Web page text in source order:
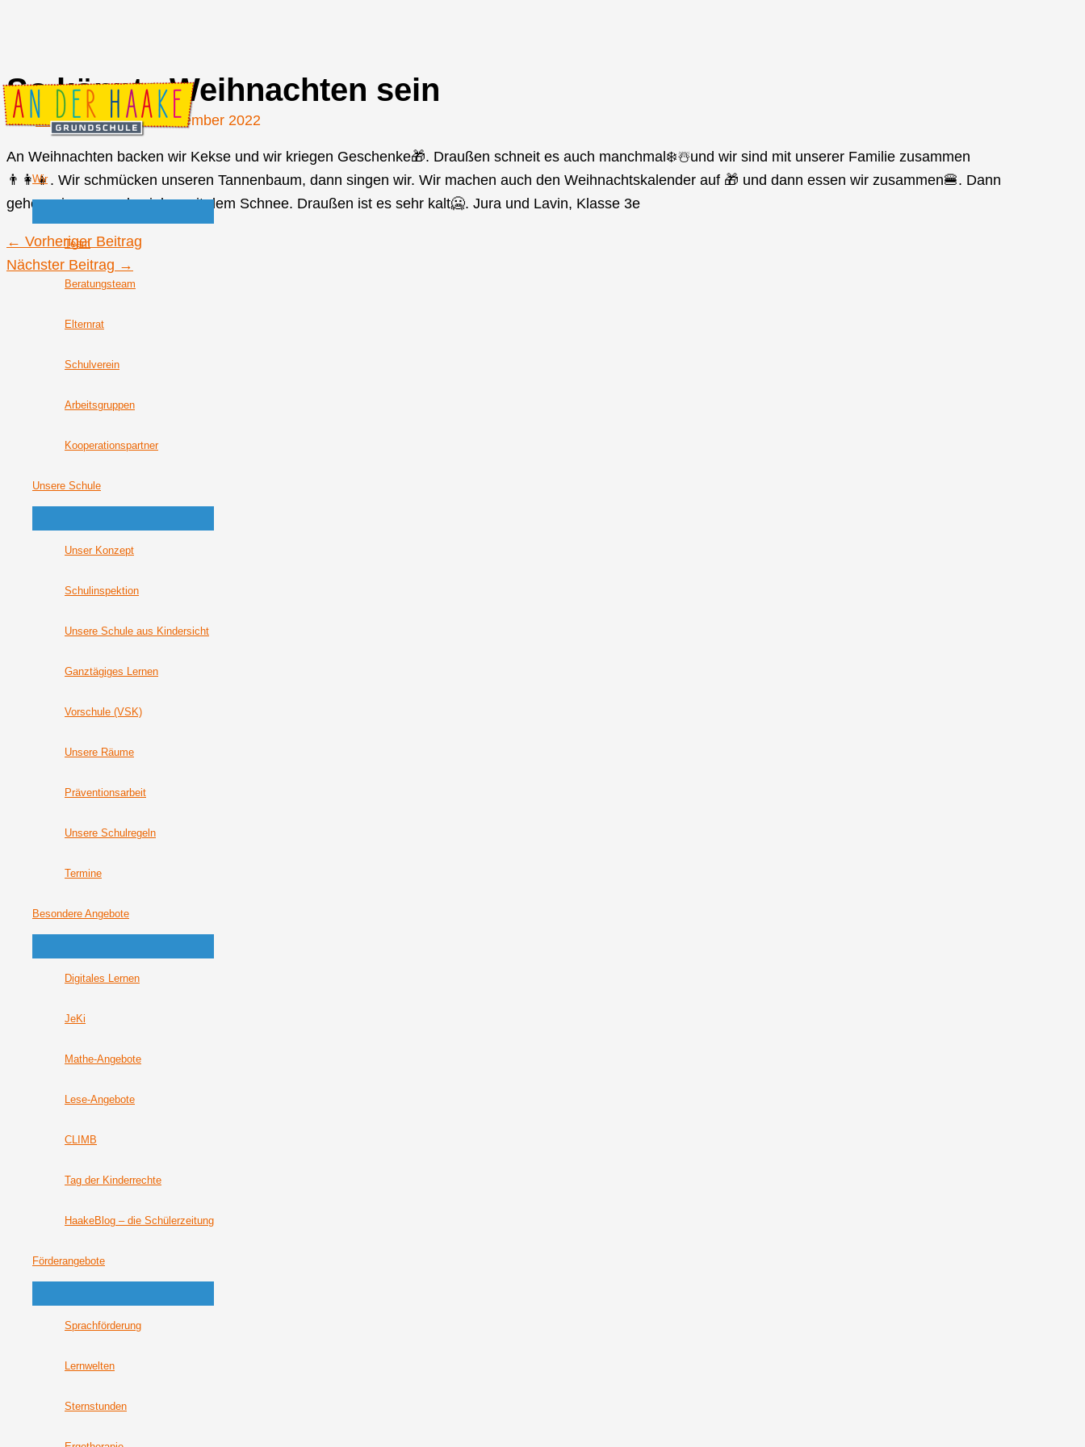
Zum
Inhalt
springen
Wir
Team
Beratungsteam
Elternrat
Schulverein
Arbeitsgruppen
Kooperationspartner
Unsere Schule
Unser Konzept
Schulinspektion
Unsere Schule aus Kindersicht
Ganztägiges Lernen
Vorschule (VSK)
Unsere Räume
Präventionsarbeit
Unsere Schulregeln
Termine
Besondere Angebote
Digitales Lernen
JeKi
Mathe-Angebote
Lese-Angebote
CLIMB
Tag der Kinderrechte
HaakeBlog – die Schülerzeitung
Förderangebote
Sprachförderung
Lernwelten
Sternstunden
So könnte Weihnachten sein
VonJohannes Jost/9. Dezember 2022
An Weihnachten backen wir Kekse und wir kriegen Geschenke🎁. Draußen schneit es auch manchmal❄️☃️und wir sind mit unserer Familie zusammen
👨‍👩‍👧. Wir schmücken unseren Tannenbaum, dann singen wir. Wir machen auch den Weihnachtskalender auf 🎁 und dann essen wir zusammen🍔. Dann
gehen wir raus und spielen mit dem Schnee. Draußen ist es sehr kalt🥶. Jura und Lavin, Klasse 3e
← Vorheriger Beitrag
Nächster Beitrag →